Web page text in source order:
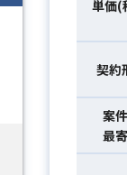
単価(
契約
案
最